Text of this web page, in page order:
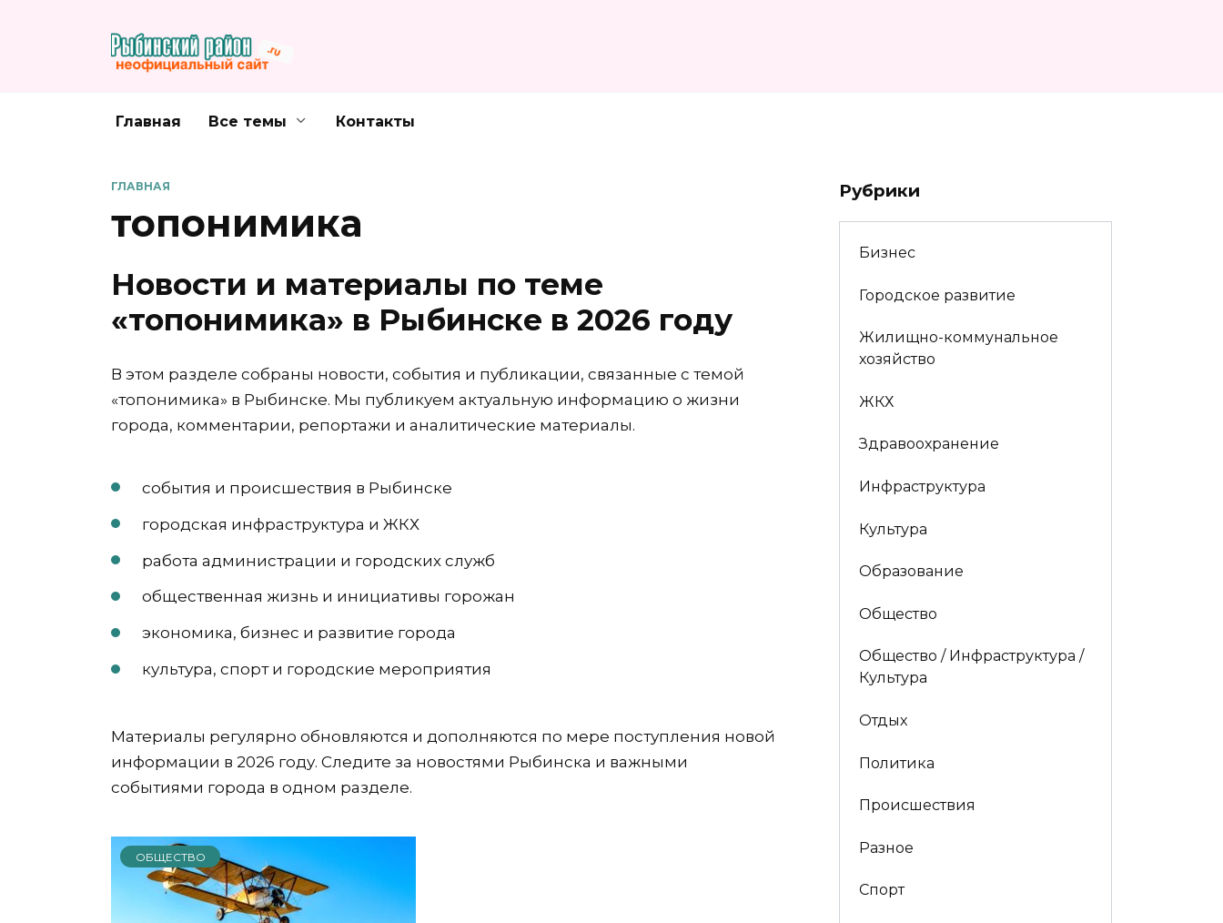
Главная Все темы Контакты
ГЛАВНАЯ
топонимика
Новости и материалы по теме
«топонимика» в Рыбинске в 2026 году
В этом разделе собраны новости, события и публикации, связанные с темой
«топонимика» в Рыбинске. Мы публикуем актуальную информацию о жизни
города, комментарии, репортажи и аналитические материалы.
события и происшествия в Рыбинске
городская инфраструктура и ЖКХ
работа администрации и городских служб
общественная жизнь и инициативы горожан
экономика, бизнес и развитие города
культура, спорт и городские мероприятия
Материалы регулярно обновляются и дополняются по мере поступления новой
информации в 2026 году. Следите за новостями Рыбинска и важными
событиями города в одном разделе.
ОБЩЕСТВО
Рубрики
Бизнес
Городское развитие
Жилищно-коммунальное
хозяйство
ЖКХ
Здравоохранение
Инфраструктура
Культура
Образование
Общество
Общество / Инфраструктура /
Культура
Отдых
Политика
Происшествия
Разное
Спорт